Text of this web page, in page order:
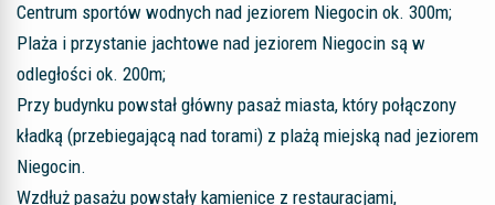
Centrum sportów wodnych nad jeziorem Niegocin ok. 300m;
Plaża i przystanie jachtowe nad jeziorem Niegocin są w
odległości ok. 200m;
Przy budynku powstał główny pasaż miasta, który połączony
kładką (przebiegającą nad torami) z plażą miejską nad jeziorem
Niegocin.
Wzdłuż pasażu powstały kamienice z restauracjami,